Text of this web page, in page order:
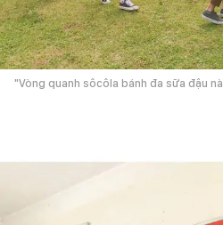
"Vòng quanh sôcôla bánh đa sữa đậu